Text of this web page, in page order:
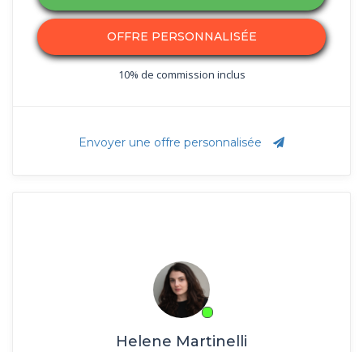
OFFRE PERSONNALISÉE
10% de commission inclus
Envoyer une offre personnalisée
Helene Martinelli